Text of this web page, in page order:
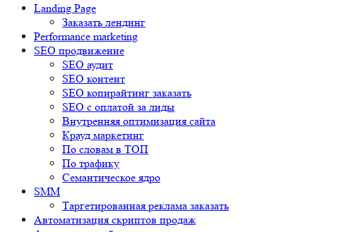
Landing Page
Заказать лендинг
Performance marketing
SEO продвижение
SEO аудит
SEO контент
SEO копирайтинг заказать
SEO с оплатой за лиды
Внутренняя оптимизация сайта
Крауд маркетинг
По словам в ТОП
По трафику
Семантическое ядро
SMM
Таргетированная реклама заказать
Автоматизация скриптов продаж